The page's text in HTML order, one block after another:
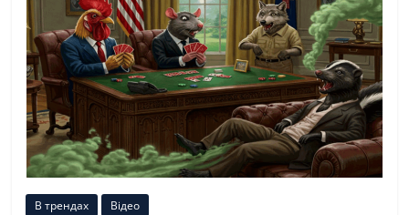
В трендах Відео